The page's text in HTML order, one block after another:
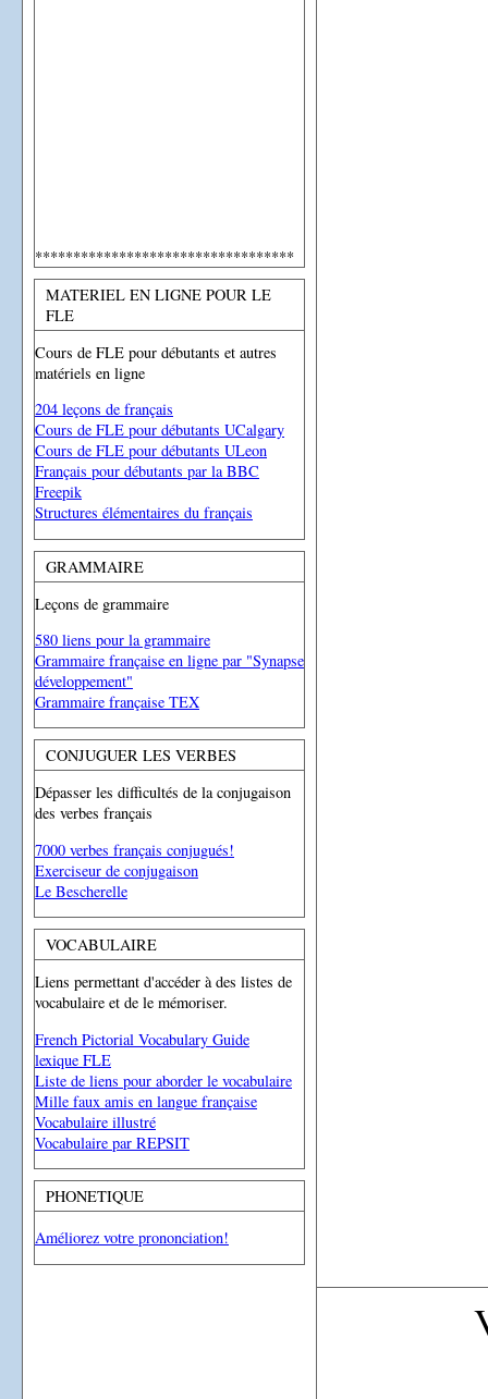
**********************************
MATERIEL EN LIGNE POUR LE
FLE
Cours de FLE pour débutants et autres
matériels en ligne
204 leçons de français
Cours de FLE pour débutants UCalgary
Cours de FLE pour débutants ULeon
Français pour débutants par la BBC
Freepik
Structures élémentaires du français
GRAMMAIRE
Leçons de grammaire
580 liens pour la grammaire
Grammaire française en ligne par "Synapse
développement"
Grammaire française TEX
CONJUGUER LES VERBES
Dépasser les difficultés de la conjugaison
des verbes français
7000 verbes français conjugués!
Exerciseur de conjugaison
Le Bescherelle
VOCABULAIRE
Liens permettant d'accéder à des listes de
vocabulaire et de le mémoriser.
French Pictorial Vocabulary Guide
lexique FLE
Liste de liens pour aborder le vocabulaire
Mille faux amis en langue française
Vocabulaire illustré
Vocabulaire par REPSIT
PHONETIQUE
Améliorez votre prononciation!